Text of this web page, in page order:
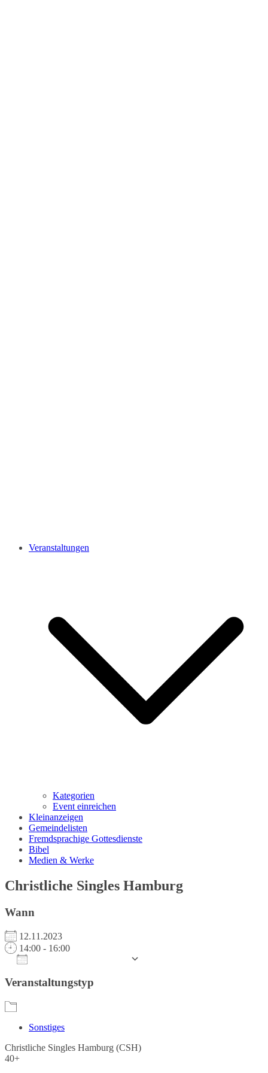
Veranstaltungen
Kategorien
Event einreichen
Kleinanzeigen
Gemeindelisten
Fremdsprachige Gottesdienste
Bibel
Medien & Werke
Christliche Singles Hamburg
Wann
12.11.2023
14:00 - 16:00
Veranstaltungstyp
Sonstiges
Christliche Singles Hamburg (CSH)
40+